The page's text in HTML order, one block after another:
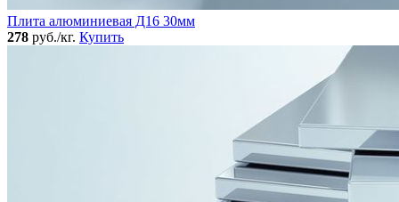
Плита алюминиевая Д16 30мм
278 руб./кг. Купить